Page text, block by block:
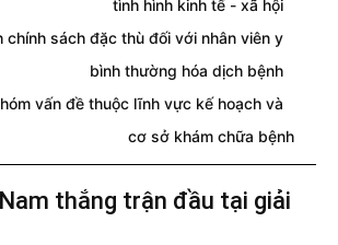
tình hình kinh tế - xã hội
chính sách đặc thù đối với nhân viên y
bình thường hóa dịch bệnh
vấn đề thuộc lĩnh vực kế hoạch và
cơ sở khám chữa bệnh
thắng trận đầu tại giải